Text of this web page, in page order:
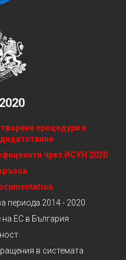
процедури и
чрез ИСУН 2020
периода 2014 - 2020
ЕС в България
в системата